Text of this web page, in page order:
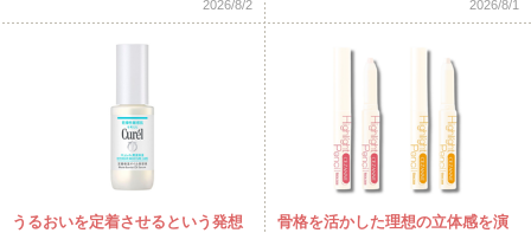
2026/8/2 2026/8/1
うるおいを定着させるという発想
骨格を活かした理想の立体感を演